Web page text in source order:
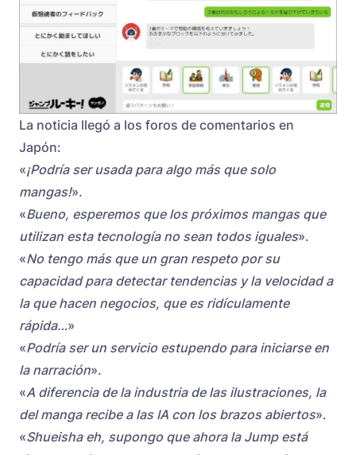
La noticia llegó a los foros de comentarios en
Japón:
«¡Podría ser usada para algo más que solo
mangas!».
«Bueno, esperemos que los próximos mangas que
utilizan esta tecnología no sean todos iguales».
«No tengo más que un gran respeto por su
capacidad para detectar tendencias y la velocidad a
la que hacen negocios, que es ridículamente
rápida…»
«Podría ser un servicio estupendo para iniciarse en
la narración».
«A diferencia de la industria de las ilustraciones, la
del manga recibe a las IA con los brazos abiertos».
«Shueisha eh, supongo que ahora la Jump está